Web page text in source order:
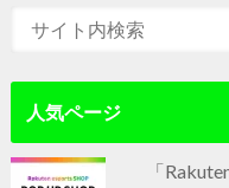
人気ページ
「